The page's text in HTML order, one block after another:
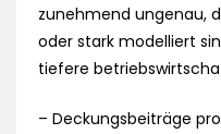
zunehmend ungenau,
oder stark modelliert
tiefere
– Deckungsbeiträge